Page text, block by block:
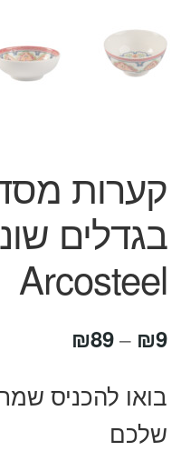
מאמרים
עגלת קניות
תשלום
קערות
בגדלים
Arcosteel
₪9
–
₪89
בואו להכניס
שלכם